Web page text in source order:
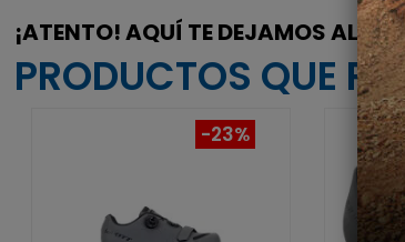
¡ATENTO! AQUÍ TE DEJAMOS
PRODUCTOS QUE
-23%